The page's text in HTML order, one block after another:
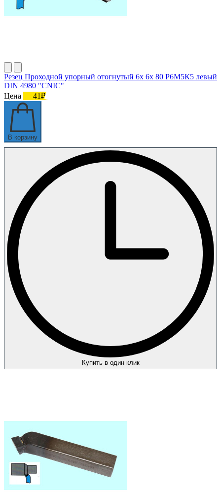
Резец Проходной упорный отогнутый 6х 6х 80 Р6М5К5 левый
DIN 4980 "CNIC"
Цена
41₽
В корзину
Купить в один клик